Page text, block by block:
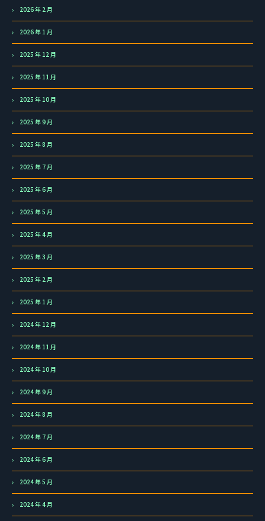
2026 年 2 月
2026 年 1 月
2025 年 12 月
2025 年 11 月
2025 年 10 月
2025 年 9 月
2025 年 8 月
2025 年 7 月
2025 年 6 月
2025 年 5 月
2025 年 4 月
2025 年 3 月
2025 年 2 月
2025 年 1 月
2024 年 12 月
2024 年 11 月
2024 年 10 月
2024 年 9 月
2024 年 8 月
2024 年 7 月
2024 年 6 月
2024 年 5 月
2024 年 4 月